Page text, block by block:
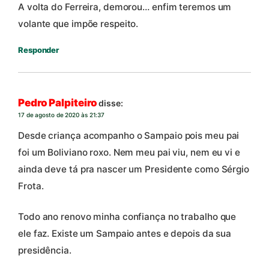
A volta do Ferreira, demorou… enfim teremos um
volante que impõe respeito.
Responder
Pedro Palpiteirodisse:
17 de agosto de 2020 às 21:37
Desde criança acompanho o Sampaio pois meu pai
foi um Boliviano roxo. Nem meu pai viu, nem eu vi e
ainda deve tá pra nascer um Presidente como Sérgio
Frota.
Todo ano renovo minha confiança no trabalho que
ele faz. Existe um Sampaio antes e depois da sua
presidência.